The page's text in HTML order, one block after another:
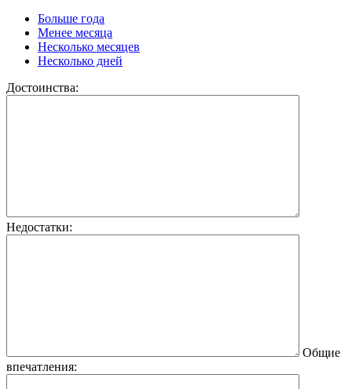
Больше года
Менее месяца
Несколько месяцев
Несколько дней
Достоинства:
Недостатки:
Общие
впечатления: